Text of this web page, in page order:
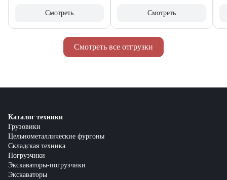
Смотреть все отгрузки
Смотреть Смотреть
Каталог техники
Грузовики
Цельнометаллические фургоны
Складская техника
Погрузчики
Экскаваторы-погрузчики
Экскаваторы